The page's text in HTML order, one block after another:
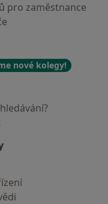
pro zaměstnance
nové kolegy!